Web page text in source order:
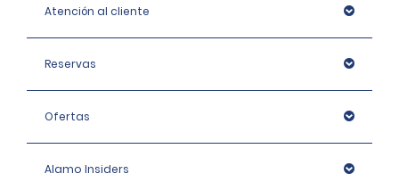
Atención al cliente
Reservas
Ofertas
Alamo Insiders